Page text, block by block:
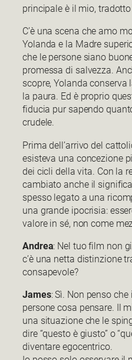
principale è il mio,
C’è una scena che amo
Yolanda e la Madre
che le persone siano
promessa di salvezza.
scopre, Yolanda
la paura. Ed è proprio
fiducia pur sapendo
crudele.
Prima dell’arrivo del
esisteva una concezione
dei cicli della vita. Con la
cambiato anche il
spesso legato a una
una grande ipocrisia:
valore in sé, non come
Andrea: Nel tuo film non
c’è una netta distinzione
consapevole?
James: Sì. Non penso
persone cosa pensare. Il
una situazione che le
dire “questo è giusto” o
diventare egocentrico.